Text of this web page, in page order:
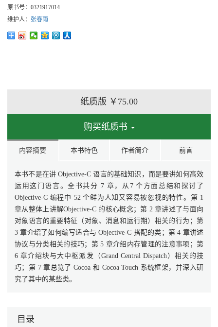
原书号： 0321917014
维护人： 张春雨
纸质版 ￥75.00
购买纸质书
内容摘要 本书特色 作者简介 前言
本书不是在讲 Objective-C 语言的基础知识，而是要讲如何高效
运用这门语言。全书共分 7 章，从7 个方面总结和探讨了
Objective-C 编程中 52 个鲜为人知又容易被忽视的特性。第 1
章从整体上讲解Objective-C 的核心概念；第 2 章讲述了与面向
对象语言的重要特征（对象、消息和运行期）相关的行为；第
3 章介绍了如何编写适合与 Objective-C 搭配的类；第 4 章讲述
协议与分类相关的技巧；第 5 章介绍内存管理的注意事项；第
6 章介绍块与大中枢派发（Grand Central Dispatch）相关的技
巧；第 7 章总览了 Cocoa 和 Cocoa Touch 系统框架，并深入研
究了其中的某些类。
目录